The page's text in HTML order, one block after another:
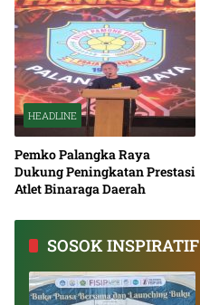
HEADLINE
Pemko Palangka Raya
Dukung Peningkatan Prestasi
Atlet Binaraga Daerah
SOSOK INSPIRATIF